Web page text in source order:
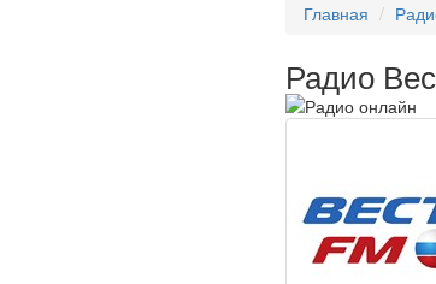
Главная
Радио